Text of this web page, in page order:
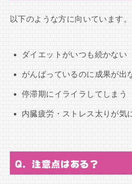
以下のような方に向いています。
ダイエットがいつも続かない
がんばっているのに成果が出
停滞期にイライラしてしまう
内臓疲労・ストレス太りが気
Q. 注意点はある？